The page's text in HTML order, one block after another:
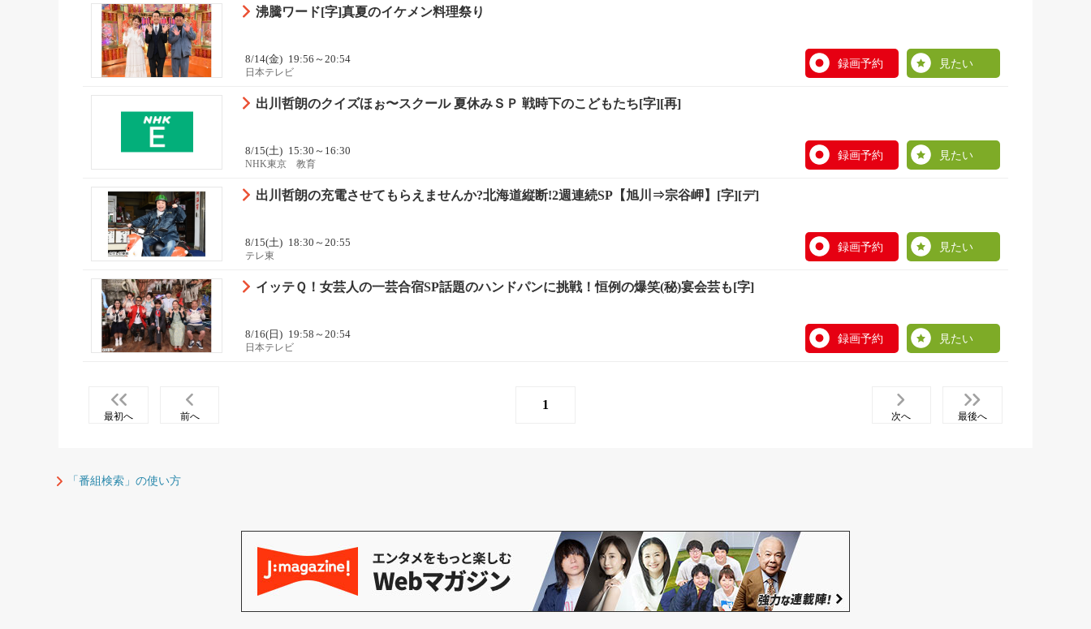
沸騰ワード[字]真夏のイケメン料理祭り
8/14(金) 19:56～20:54
日本テレビ
録画予約 見たい
出川哲朗のクイズほぉ〜スクール 夏休みＳＰ 戦時下のこどもたち[字][再]
8/15(土) 15:30～16:30
NHK東京 教育
録画予約 見たい
出川哲朗の充電させてもらえませんか?北海道縦断!2週連続SP【旭川⇒宗谷岬】[字][デ]
8/15(土) 18:30～20:55
テレ東
録画予約 見たい
イッテＱ！女芸人の一芸合宿SP話題のハンドパンに挑戦！恒例の爆笑(秘)宴会芸も[字]
8/16(日) 19:58～20:54
日本テレビ
録画予約 見たい
最初へ 前へ
1
次へ 最後へ
「番組検索」の使い方